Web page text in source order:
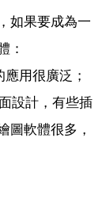
如果要成為一
：
用很廣泛；
設計，有些插
圖軟體很多，